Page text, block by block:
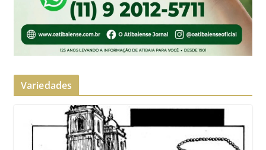
Variedades